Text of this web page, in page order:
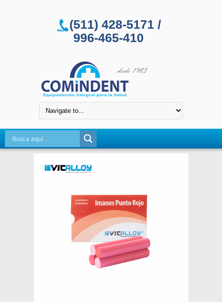
(511) 428-5171 /
996-465-410